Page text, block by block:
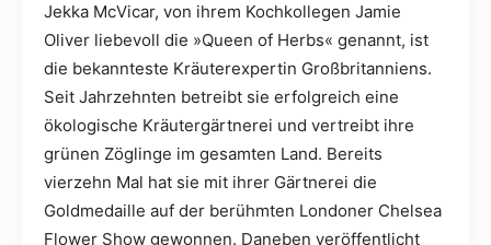
Jekka McVicar, von ihrem Kochkollegen Jamie
Oliver liebevoll die »Queen of Herbs« genannt, ist
die bekannteste Kräuterexpertin Großbritanniens.
Seit Jahrzehnten betreibt sie erfolgreich eine
ökologische Kräutergärtnerei und vertreibt ihre
grünen Zöglinge im gesamten Land. Bereits
vierzehn Mal hat sie mit ihrer Gärtnerei die
Goldmedaille auf der berühmten Londoner Chelsea
Flower Show gewonnen. Daneben veröffentlicht